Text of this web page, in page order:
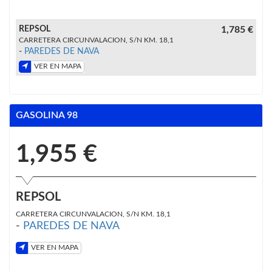
REPSOL
CARRETERA CIRCUNVALACION, S/N KM. 18,1
- PAREDES DE NAVA
VER EN MAPA
1,785 €
GASOLINA 98
1,955 €
REPSOL
CARRETERA CIRCUNVALACION, S/N KM. 18,1
- PAREDES DE NAVA
VER EN MAPA